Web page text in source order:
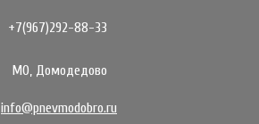
+7(967)292-88-33
МО, Домодедово
info@pnevmodobro.ru